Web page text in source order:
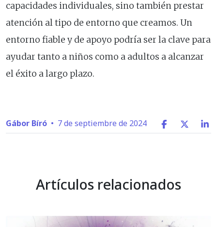
capacidades individuales, sino también prestar
atención al tipo de entorno que creamos. Un
entorno fiable y de apoyo podría ser la clave para
ayudar tanto a niños como a adultos a alcanzar
el éxito a largo plazo.
Gábor Bíró • 7 de septiembre de 2024
Artículos relacionados